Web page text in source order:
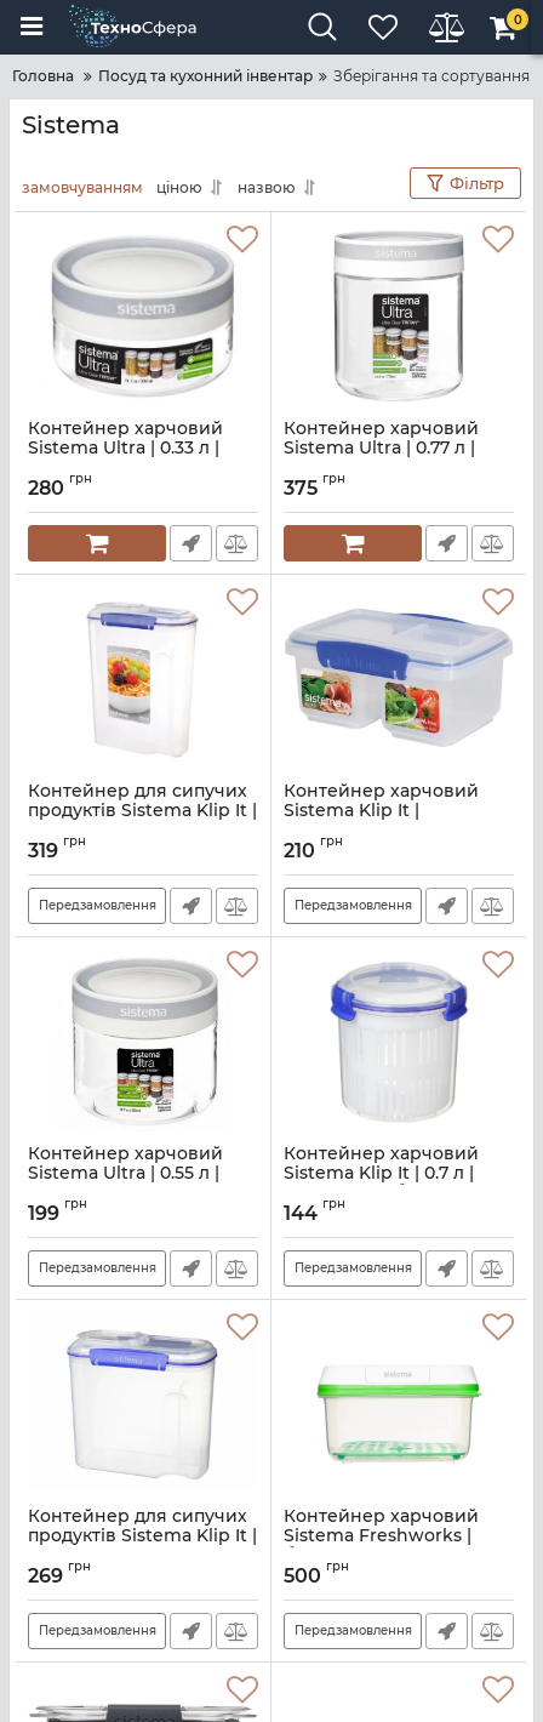
0
Головна Посуд та кухонний інвентар Зберігання та сортування
Sistema
замовчуванням ціною назвою Фільтр
Контейнер харчовий
Sistema Ultra | 0.33 л |
Артикул:
280 грн
Контейнер харчовий
Sistema Ultra | 0.77 л |
Артикул:
375 грн
Контейнер для сипучих
продуктів Sistema Klip It |
Артикул:
319 грн
Передзамовлення
Контейнер харчовий
Sistema Klip It |
Артикул:
210 грн
Передзамовлення
Контейнер харчовий
Sistema Ultra | 0.55 л |
Артикул:
199 грн
Передзамовлення
Контейнер харчовий
Sistema Klip It | 0.7 л |
прозорий з блакитним
(1370)
Артикул:M02500115
144 грн
Передзамовлення
Контейнер для сипучих
продуктів Sistema Klip It |
(1430)
Артикул:M02560008
269 грн
Передзамовлення
Контейнер харчовий
Sistema Freshworks |
білий з зеленим (53120)
Артикул:
500 грн
Передзамовлення